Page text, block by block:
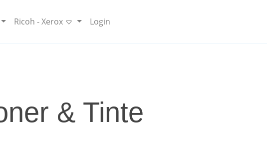
Ricoh - Xerox Login
& Tinte